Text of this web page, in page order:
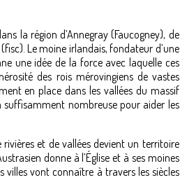
la région d’Annegray (Faucogney), de
Le moine irlandais, fondateur d’une
une idée de la force avec laquelle ces
des rois mérovingiens de vastes
en place dans les vallées du massif
suffisamment nombreuse pour aider les
et de vallées devient un territoire
donne à l’Église et à ses moines
villes vont connaître à travers les siècles